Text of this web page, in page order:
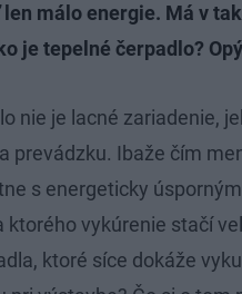
málo energie. Má v
je tepelné čerpadlo?
nie je lacné zariadenie,
prevádzku. Ibaže čím
s energeticky
ktorého vykúrenie stačí
ktoré síce dokáže